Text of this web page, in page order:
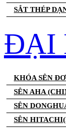
SẮT THÉP
ĐẠI
KHÓA SÊN
SÊN AHA
SÊN
SÊN